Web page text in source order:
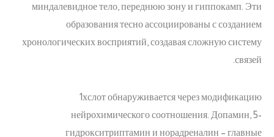
миндалевидное тело, переднюю зону и гиппокамп. Эти
образования тесно ассоциированы с созданием
хронологических восприятий, создавая сложную систему
связей.
1хслот обнаруживается через модификацию
нейрохимического соотношения. Допамин, 5-
гидрокситриптамин и норадреналин – главные